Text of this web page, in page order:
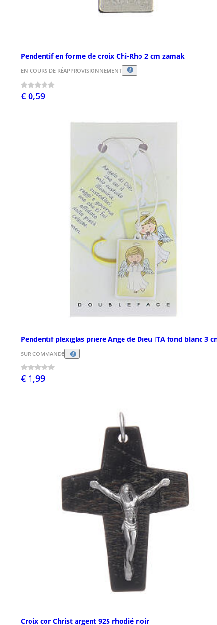
Pendentif en forme de croix Chi-Rho 2 cm zamak
EN COURS DE RÉAPPROVISIONNEMENT
€ 0,59
Pendentif plexiglas prière Ange de Dieu ITA fond blanc 3
SUR COMMANDE
€ 1,99
Croix cor Christ argent 925 rhodié noir